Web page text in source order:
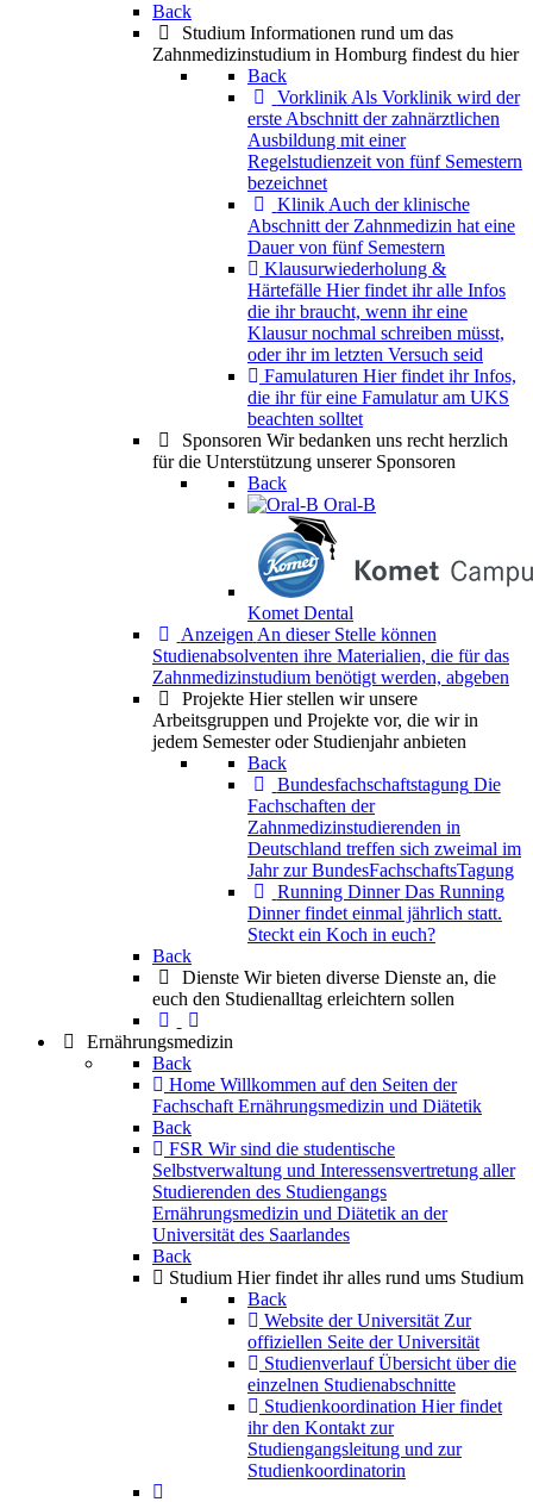
Back
Studium Informationen rund um das
Zahnmedizinstudium in Homburg findest du hier
Back
Vorklinik Als Vorklinik wird der
erste Abschnitt der zahnärztlichen
Ausbildung mit einer
Regelstudienzeit von fünf Semestern
bezeichnet
Klinik Auch der klinische
Abschnitt der Zahnmedizin hat eine
Dauer von fünf Semestern
Klausurwiederholung &
Härtefälle Hier findet ihr alle Infos
die ihr braucht, wenn ihr eine
Klausur nochmal schreiben müsst,
oder ihr im letzten Versuch seid
Famulaturen Hier findet ihr Infos,
die ihr für eine Famulatur am UKS
beachten solltet
Sponsoren Wir bedanken uns recht herzlich
für die Unterstützung unserer Sponsoren
Back
Oral-B
Komet Dental
Anzeigen An dieser Stelle können
Studienabsolventen ihre Materialien, die für das
Zahnmedizinstudium benötigt werden, abgeben
Projekte Hier stellen wir unsere
Arbeitsgruppen und Projekte vor, die wir in
jedem Semester oder Studienjahr anbieten
Back
Bundesfachschaftstagung Die
Fachschaften der
Zahnmedizinstudierenden in
Deutschland treffen sich zweimal im
Jahr zur BundesFachschaftsTagung
Running Dinner Das Running
Dinner findet einmal jährlich statt.
Steckt ein Koch in euch?
Back
Dienste Wir bieten diverse Dienste an, die
euch den Studienalltag erleichtern sollen
Ernährungsmedizin
Back
Home Willkommen auf den Seiten der
Fachschaft Ernährungsmedizin und Diätetik
Back
FSR Wir sind die studentische
Selbstverwaltung und Interessensvertretung aller
Studierenden des Studiengangs
Ernährungsmedizin und Diätetik an der
Universität des Saarlandes
Back
Studium Hier findet ihr alles rund ums Studium
Back
Website der Universität Zur
offiziellen Seite der Universität
Studienverlauf Übersicht über die
einzelnen Studienabschnitte
Studienkoordination Hier findet
ihr den Kontakt zur
Studiengangsleitung und zur
Studienkoordinatorin